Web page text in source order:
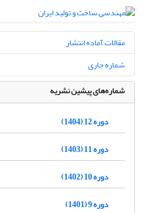
مقالات آماده انتشار
شماره جاری
شماره‌های پیشین نشریه
دوره 12 (1404)
دوره 11 (1403)
دوره 10 (1402)
دوره 9 (1401)